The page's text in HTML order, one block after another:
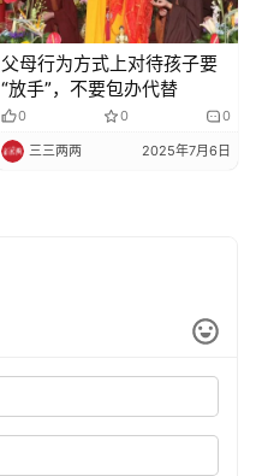
父母行为方式上对待孩子要
“放手”，不要包办代替
0 0 0
三三两两 2025年7月6日